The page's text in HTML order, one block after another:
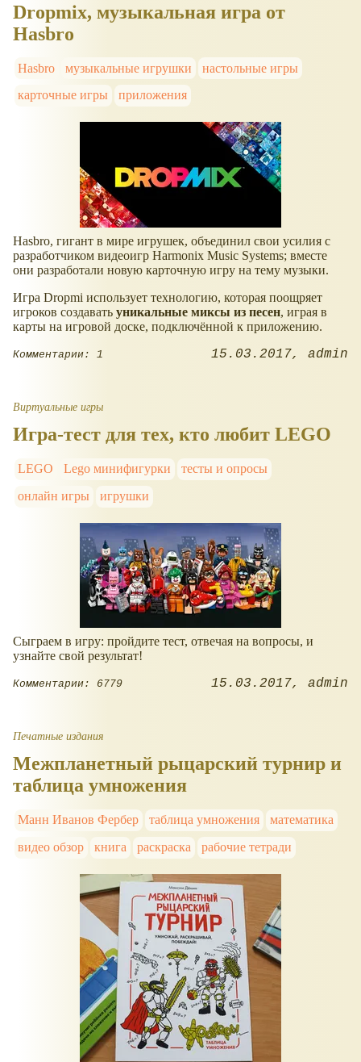
Dropmix, музыкальная игра от
Hasbro
Hasbro музыкальные игрушки
настольные игры
карточные игры
приложения
Hasbro, гигант в мире игрушек, объединил свои усилия с
разработчиком видеоигр Harmonix Music Systems; вместе
они разработали новую карточную игру на тему музыки.
Игра Dropmi использует технологию, которая поощряет
игроков создавать уникальные миксы из песен, играя в
карты на игровой доске, подключённой к приложению.
Комментарии: 1 15.03.2017 admin
Виртуальные игры
Игра-тест для тех, кто любит LEGO
LEGO Lego минифигурки
тесты и опросы
онлайн игры
игрушки
Сыграем в игру: пройдите тест, отвечая на вопросы, и
узнайте свой результат!
Комментарии: 6779 15.03.2017 admin
Печатные издания
Межпланетный рыцарский турнир и
таблица умножения
Манн Иванов Фербер таблица умножения
математика
видео обзор
книга раскраска рабочие тетради